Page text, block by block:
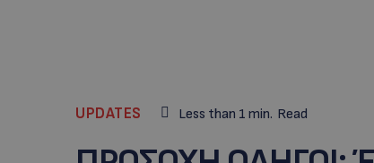
UPDATES Less than 1 min. Read